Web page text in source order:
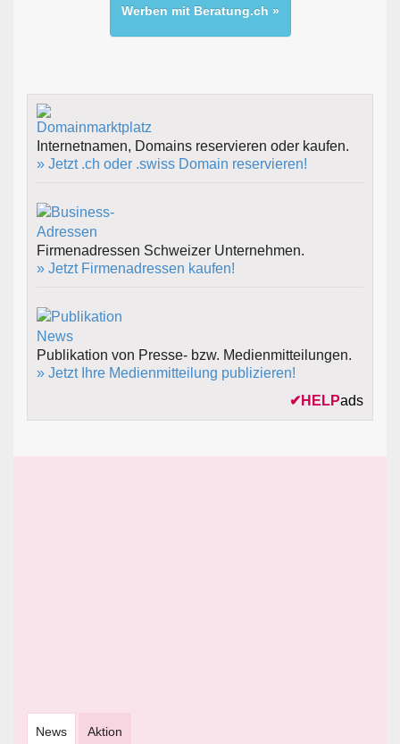
Werben mit Beratung.ch »
Internetnamen, Domains reservieren oder kaufen.
» Jetzt .ch oder .swiss Domain reservieren!
Firmenadressen Schweizer Unternehmen.
» Jetzt Firmenadressen kaufen!
Publikation von Presse- bzw. Medienmitteilungen.
» Jetzt Ihre Medienmitteilung publizieren!
✔ HELPads
News Aktion